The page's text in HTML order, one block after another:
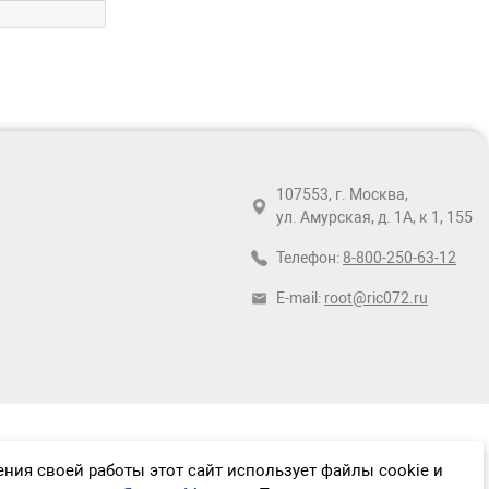
107553, г. Москва,
ул. Амурская, д. 1А, к 1, 155
Телефон: 8-800-250-63-12
E-mail: root@ric072.ru
своей работы этот сайт использует файлы cookie и